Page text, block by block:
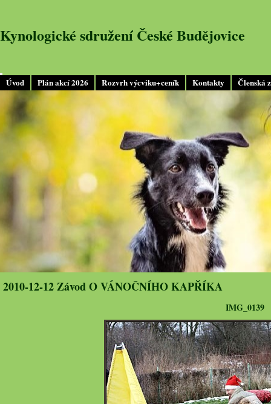
Úvod Plán akcí 2026 Rozvrh výcviku+ceník Kontakty Členská
Kynologické sdružení České Budějovice
2010-12-12 Závod O VÁNOČNÍHO KAPŘÍKA
IMG_0139